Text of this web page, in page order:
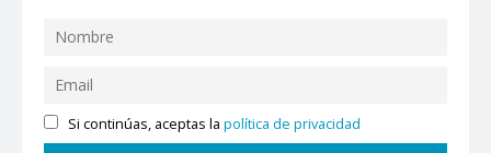
Si continúas, aceptas lapolítica de privacidad